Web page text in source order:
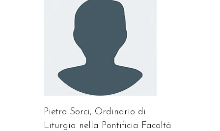
Pietro Sorci, Ordinario di
Liturgia nella Pontificia Facoltà